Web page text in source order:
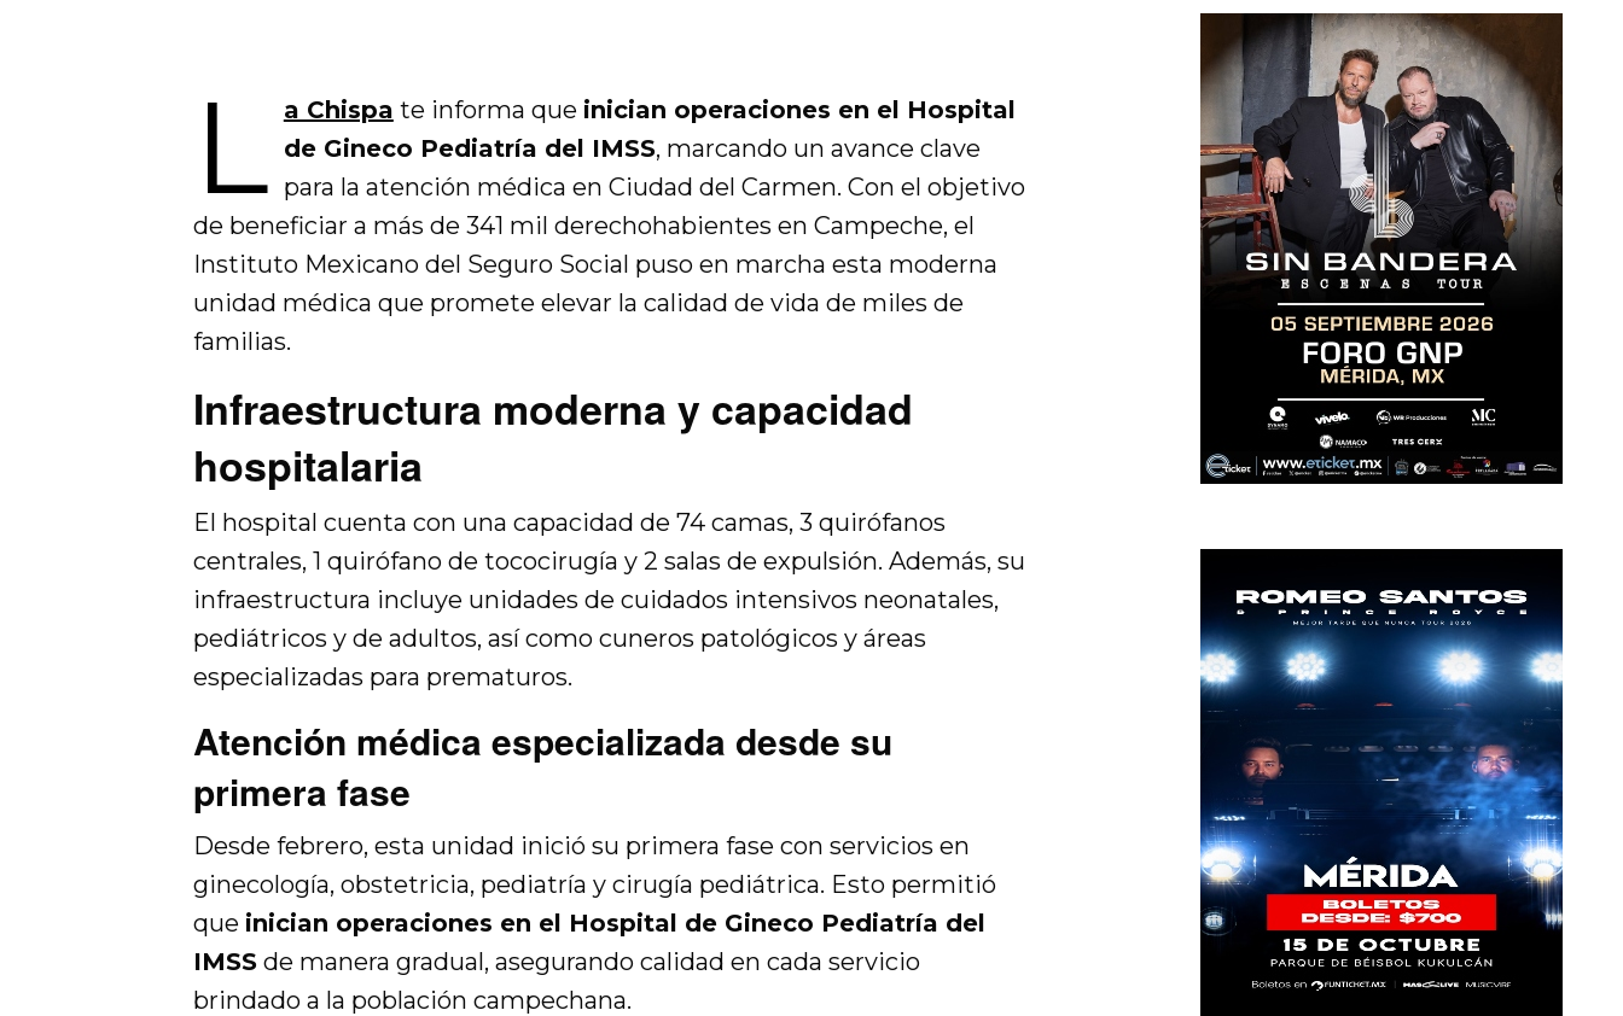
L a Chispa te informa que inician operaciones en el Hospital
de Gineco Pediatría del IMSS, marcando un avance clave
para la atención médica en Ciudad del Carmen. Con el objetivo
de beneficiar a más de 341 mil derechohabientes en Campeche, el
Instituto Mexicano del Seguro Social puso en marcha esta moderna
unidad médica que promete elevar la calidad de vida de miles de
familias.
Infraestructura moderna y capacidad
hospitalaria
El hospital cuenta con una capacidad de 74 camas, 3 quirófanos
centrales, 1 quirófano de tococirugía y 2 salas de expulsión. Además, su
infraestructura incluye unidades de cuidados intensivos neonatales,
pediátricos y de adultos, así como cuneros patológicos y áreas
especializadas para prematuros.
Atención médica especializada desde su
primera fase
Desde febrero, esta unidad inició su primera fase con servicios en
ginecología, obstetricia, pediatría y cirugía pediátrica. Esto permitió
que inician operaciones en el Hospital de Gineco Pediatría del
IMSS de manera gradual, asegurando calidad en cada servicio
brindado a la población campechana.